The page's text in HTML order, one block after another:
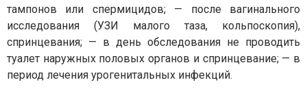
тампонов или спермицидов; — после вагинального
исследования (УЗИ малого таза, кольпоскопия),
спринцевания; — в день обследования не проводить
туалет наружных половых органов и спринцевание; — в
период лечения урогенитальных инфекций.